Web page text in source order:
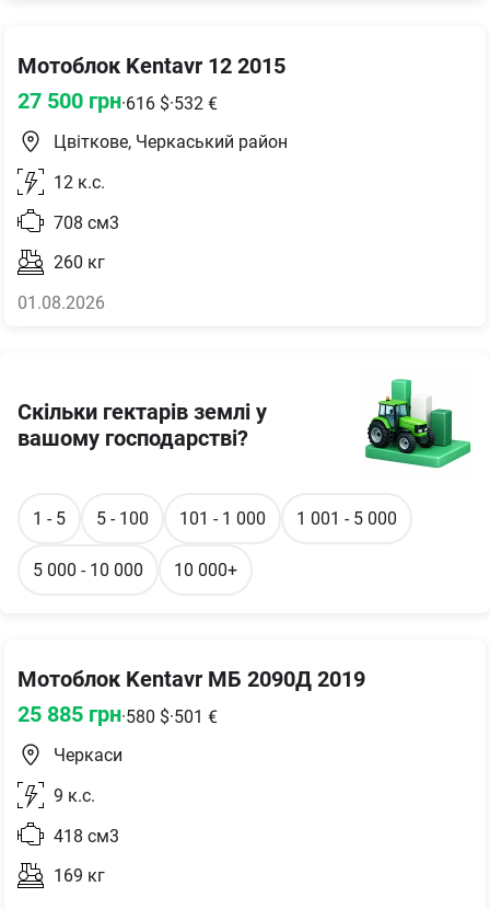
Мотоблок Kentavr 12 2015
27 500 грн·616 $·532 €
Цвіткове, Черкаський район
12 к.с.
708 см3
260 кг
01.08.2026
Мотоблок Kentavr МБ 2090Д 2019
25 885 грн·580 $·501 €
Черкаси
9 к.с.
418 см3
169 кг
Скільки гектарів землі у
вашому господарстві?
1 - 5 5 - 100 101 - 1 000 1 001 - 5 000
5 000 - 10 000 10 000+